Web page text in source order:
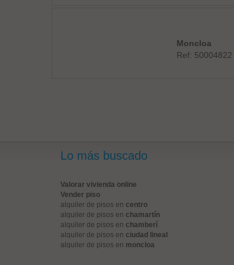
Moncloa
Ref: 50004822
Lo más buscado
Valorar vivienda online
Vender piso
alquiler de pisos en centro
alquiler de pisos en chamartín
alquiler de pisos en chamberí
alquiler de pisos en ciudad lineal
alquiler de pisos en moncloa